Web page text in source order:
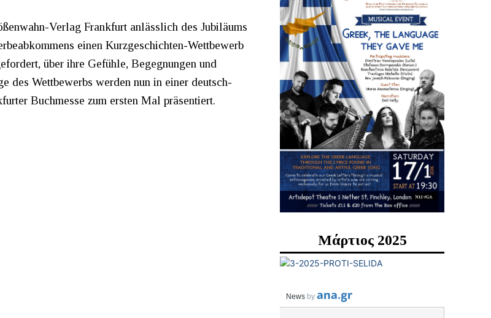
Verlag Frankfurt anlässlich des Jubiläums
einen Kurzgeschichten-Wettbewerb
über ihre Gefühle, Begegnungen und
des Wettbewerbs werden nun in einer deutsch-
Buchmesse zum ersten Mal präsentiert.
Μάρτιος 2025